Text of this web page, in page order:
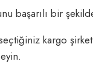
başarılı bir
kargo